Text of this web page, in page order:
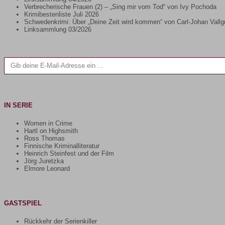
Verbrecherische Frauen (2) – „Sing mir vom Tod“ von Ivy Pochoda
Krimibestenliste Juli 2026
Schwedenkrimi: Über „Deine Zeit wird kommen“ von Carl-Johan
Linksammlung 03/2026
Gib deine E-Mail-Adresse ein ...
IN SERIE
Women in Crime
Hartl on Highsmith
Ross Thomas
Finnische Kriminalliteratur
Heinrich Steinfest und der Film
Jörg Juretzka
Elmore Leonard
GASTSPIEL
Rückkehr der Serienkiller